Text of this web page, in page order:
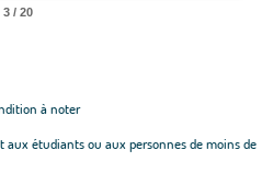
3 / 20
à noter
aux étudiants ou aux personnes de moins de